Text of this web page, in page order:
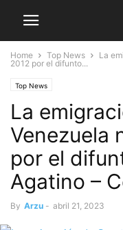
Home Top News
La
2012 por el difunto...
Top News
La
Venezuela
por el
Agatino –
By Arzu - abril 21, 2023